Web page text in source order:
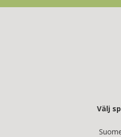
Välj